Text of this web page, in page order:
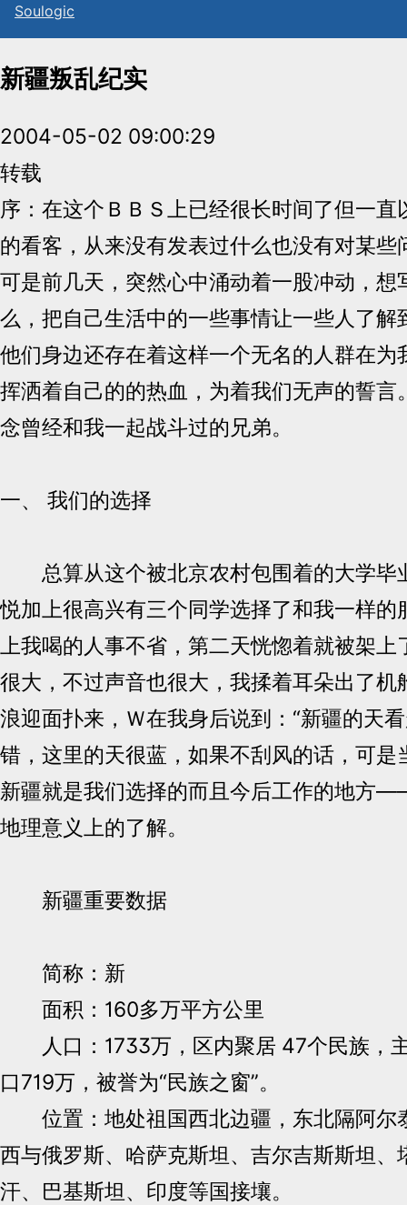
Soulogic
新疆叛乱纪实
2004-05-02 09:00:29
转载
序：在这个ＢＢＳ上已经很长时间了但一直
的看客，从来没有发表过什么也没有对某些
可是前几天，突然心中涌动着一股冲动，想
么，把自己生活中的一些事情让一些人了解
他们身边还存在着这样一个无名的人群在为
挥洒着自己的的热血，为着我们无声的誓言
念曾经和我一起战斗过的兄弟。
一、 我们的选择
总算从这个被北京农村包围着的大学毕
悦加上很高兴有三个同学选择了和我一样的
上我喝的人事不省，第二天恍惚着就被架上
很大，不过声音也很大，我揉着耳朵出了机
浪迎面扑来，Ｗ在我身后说到：“新疆的天
错，这里的天很蓝，如果不刮风的话，可是
新疆就是我们选择的而且今后工作的地方
地理意义上的了解。
新疆重要数据
简称：新
面积：160多万平方公里
人口：1733万，区内聚居 47个民族，
口719万，被誉为“民族之窗”。
位置：地处祖国西北边疆，东北隔阿尔
西与俄罗斯、哈萨克斯坦、吉尔吉斯斯坦、
汗、巴基斯坦、印度等国接壤。